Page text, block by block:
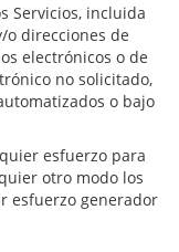
Servicios, incluida
direcciones de
electrónicos o de
no solicitado,
o bajo
esfuerzo para
otro modo los
esfuerzo generador